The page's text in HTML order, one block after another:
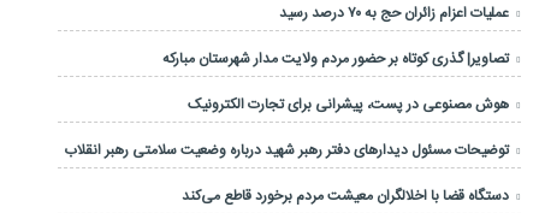
عملیات اعزام زائران حج به ۷۰ درصد رسید
تصاویر| گذری کوتاه بر حضور مردم ولایت مدار شهرستان مبارکه
هوش مصنوعی در پست، پیشرانی برای تجارت الکترونیک
توضیحات مسئول دیدارهای دفتر رهبر شهید درباره وضعیت سلامتی رهبر انقلاب
دستگاه قضا با اخلالگران معیشت مردم برخورد قاطع می‌کند